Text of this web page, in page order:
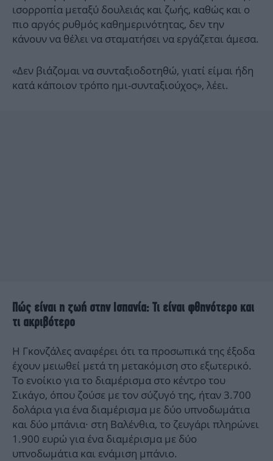
ισορροπία μεταξύ δουλειάς και ζωής, καθώς και ο
πιο αργός ρυθμός καθημερινότητας, δεν την
κάνουν να θέλει να σταματήσει να εργάζεται άμεσα.
«Δεν βιάζομαι να συνταξιοδοτηθώ, γιατί είμαι ήδη
κατά κάποιον τρόπο ημι-συνταξιούχος», λέει.
Πώς είναι η ζωή στην Ισπανία: Τι είναι φθηνότερο και
τι ακριβότερο
Η Γκονζάλες αναφέρει ότι τα προσωπικά της έξοδα
έχουν μειωθεί μετά τη μετακόμιση στο εξωτερικό.
Το ενοίκιο για το διαμέρισμα στο κέντρο του
Σικάγο, όπου ζούσε με τον σύζυγό της, ήταν 3.700
δολάρια για ένα διαμέρισμα με δύο υπνοδωμάτια
και δύο μπάνια· στη Βαλένθια, το ζευγάρι πληρώνει
1.900 ευρώ για ένα διαμέρισμα με δύο
υπνοδωμάτια και ενάμιση μπάνιο.